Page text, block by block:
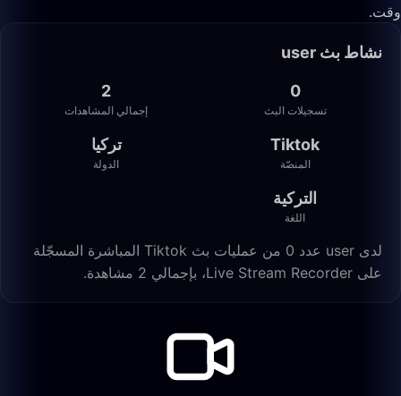
وقت.
نشاط بث user
0
تسجيلات البث
2
إجمالي المشاهدات
Tiktok
المنصّة
تركيا
الدولة
التركية
اللغة
لدى user عدد 0 من عمليات بث Tiktok المباشرة المسجّلة
على Live Stream Recorder، بإجمالي 2 مشاهدة.